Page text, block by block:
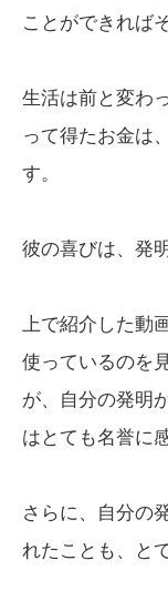
ことができれば
生活は前と変わ
って得たお金は
す。
彼の喜びは、発
上で紹介した動
使っているのを
が、自分の発明
はとても名誉に
さらに、自分の
れたことも、と